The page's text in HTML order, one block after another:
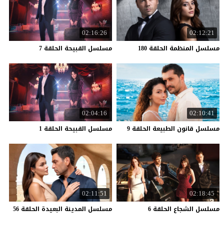
02:12:21
مسلسل المنظمة الحلقة 180
02:16:26
مسلسل القبيحة الحلقة 7
02:10:41
مسلسل قانون الطبيعة الحلقة 9
02:04:16
مسلسل القبيحة الحلقة 1
02:18:45
مسلسل الشجاع الحلقة 6
02:11:51
مسلسل المدينة البعيدة الحلقة 56